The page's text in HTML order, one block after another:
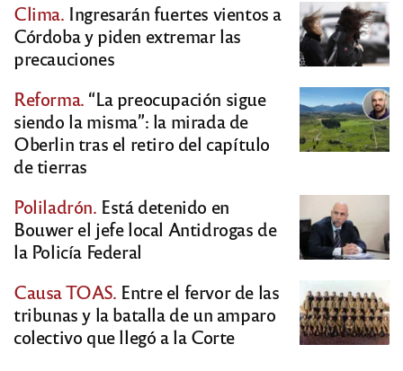
Clima. Ingresarán fuertes vientos a
Córdoba y piden extremar las
precauciones
Reforma. “La preocupación sigue
siendo la misma”: la mirada de
Oberlin tras el retiro del capítulo
de tierras
Poliladrón. Está detenido en
Bouwer el jefe local Antidrogas de
la Policía Federal
Causa TOAS. Entre el fervor de las
tribunas y la batalla de un amparo
colectivo que llegó a la Corte